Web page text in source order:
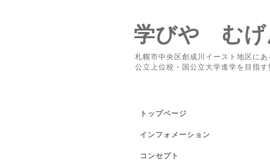
学びや むげ
札幌市中央区創成川イースト地区にあ
公立上位校・国公立大学進学を目指す
トップページ
インフォメーション
コンセプト